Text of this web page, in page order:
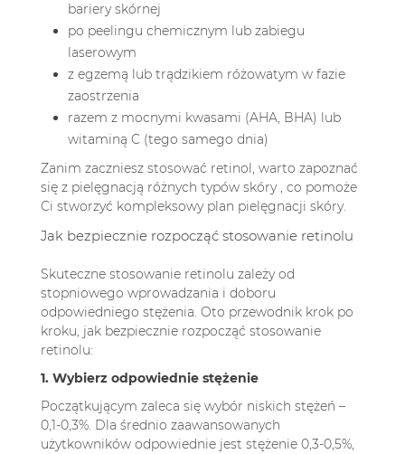
bariery skórnej
po peelingu chemicznym lub zabiegu
laserowym
z egzemą lub trądzikiem różowatym w fazie
zaostrzenia
razem z mocnymi kwasami (AHA, BHA) lub
witaminą C (tego samego dnia)
Zanim zaczniesz stosować retinol, warto zapoznać
się z pielęgnacją różnych typów skóry, co pomoże
Ci stworzyć kompleksowy plan pielęgnacji skóry.
Jak bezpiecznie rozpocząć stosowanie retinolu
Skuteczne stosowanie retinolu zależy od
stopniowego wprowadzania i doboru
odpowiedniego stężenia. Oto przewodnik krok po
kroku, jak bezpiecznie rozpocząć stosowanie
retinolu:
1. Wybierz odpowiednie stężenie
Początkującym zaleca się wybór niskich stężeń –
0,1-0,3%. Dla średnio zaawansowanych
użytkowników odpowiednie jest stężenie 0,3-0,5%,